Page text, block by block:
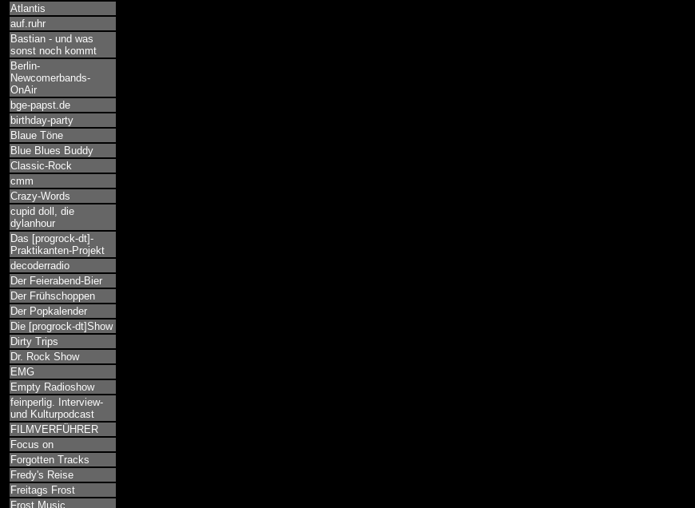
Atlantis
auf.ruhr
Bastian - und was
sonst noch kommt
Berlin-
Newcomerbands-
OnAir
bge-papst.de
birthday-party
Blaue Töne
Blue Blues Buddy
Classic-Rock
cmm
Crazy-Words
cupid doll, die
dylanhour
Das [progrock-dt]-
Praktikanten-Projekt
decoderradio
Der Feierabend-Bier
Der Frühschoppen
Der Popkalender
Die [progrock-dt]Show
Dirty Trips
Dr. Rock Show
EMG
Empty Radioshow
feinperlig. Interview-
und Kulturpodcast
FILMVERFÜHRER
Focus on
Forgotten Tracks
Fredy's Reise
Freitags Frost
Frost Music